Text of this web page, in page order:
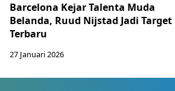
Barcelona Kejar Talenta Muda
Belanda, Ruud Nijstad Jadi Target
Terbaru
27 Januari 2026